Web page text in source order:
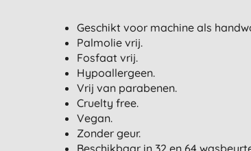
Geschikt voor machine als
Palmolie vrij.
Fosfaat vrij.
Hypoallergeen.
Vrij van parabenen.
Cruelty free.
Vegan.
Zonder geur.